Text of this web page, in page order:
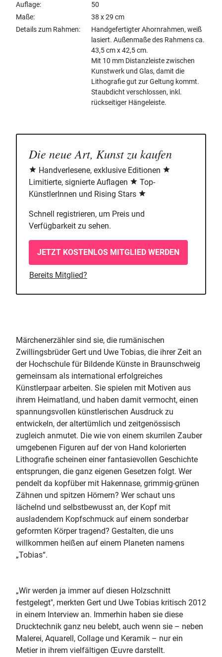
Auflage
50
Maße
38 x 29 cm
Details zum Rahmen
Handgefertigter Ahornrahmen, weiß
lasiert. Außenmaße des Rahmens ca.
43,5 cm x 42,5 cm.
Mit 10 mm Distanzleiste zwischen
Kunstwerk und Glas, damit die
Lithografie gut zur Geltung kommt.
Staubdicht verschlossen, inkl.
rückseitiger Hängeleiste.
Die neue Art, Kunst zu kaufen
Handverlesene, exklusive Editionen
Limitierte, signierte Auflagen
Top-
KünstlerInnen und Rising Stars
Schnell registrieren, um Preis und
Verfügbarkeit zu sehen.
JETZT KOSTENLOS MITGLIED WERDEN
Bereits Mitglied?
Märchenerzähler sind sie, die rumänischen
Zwillingsbrüder Gert und Uwe Tobias, die ihrer Zeit an
der Hochschule für Bildende Künste in Braunschweig
gemeinsam als international erfolgreiches
Künstlerpaar arbeiten. Sie spielen mit Motiven aus
ihrem Heimatland, und haben damit vermocht, einen
spannungsvollen künstlerischen Ausdruck zu
entwickeln, der altertümlich und zeitgenössisch
zugleich anmutet. Die wie von einem skurrilen Zauber
umgebenen Figuren auf der von Hand kolorierten
Lithografie scheinen einer fantasievollen Geschichte
entsprungen, die ganz eigenen Gesetzen folgt. Wer
pendelt da kopfüber mit Hakennase, grimmig-grünen
Zähnen und spitzen Hörnern? Wer schaut uns
lächelnd und selbstbewusst an, der Kopf mit
ausladendem Kopfschmuck auf einem sonderbar
geformten Körper tragend? Gestalten, die uns
willkommen heißen auf einem Planeten namens
„Tobias“.
„Wir werden ja immer auf diesen Holzschnitt
festgelegt", merkten Gert und Uwe Tobias kritisch 2012
in einem Interview an. Immerhin haben sie diese
Drucktechnik ganz neu belebt, auch wenn sie – neben
Malerei, Aquarell, Collage und Keramik – nur ein
Metier in ihrem vielfältigen Œuvre darstellt.